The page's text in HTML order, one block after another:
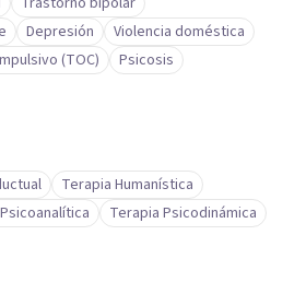
Depresión
Violencia doméstica
(TOC)
Psicosis
Terapia Humanística
Terapia Psicodinámica